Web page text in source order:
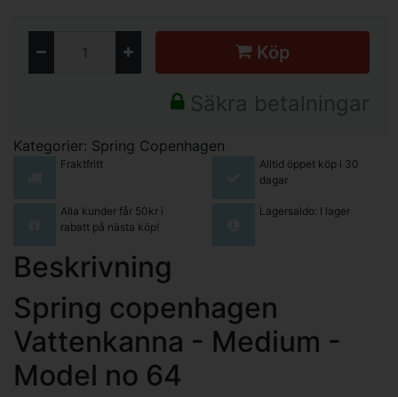
Köp
Säkra betalningar
Kategorier: Spring Copenhagen
Fraktfritt
Alltid öppet köp i 30
dagar
Alla kunder får 50kr i
rabatt på nästa köp!
Lagersaldo: I lager
Beskrivning
Spring copenhagen
Vattenkanna - Medium -
Model no 64